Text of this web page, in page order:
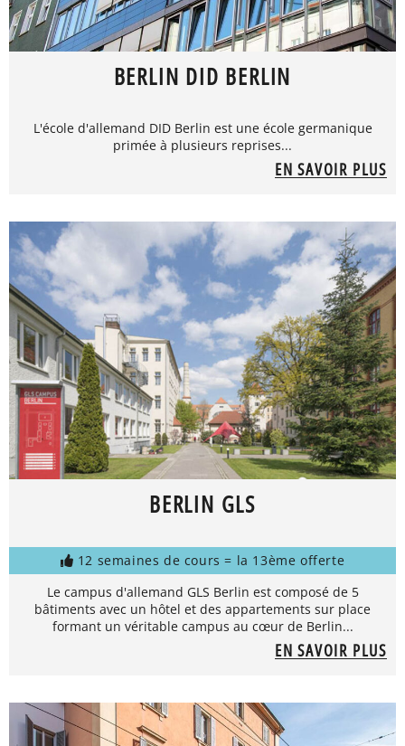
BERLIN DID BERLIN
L'école d'allemand DID Berlin est une école germanique
primée à plusieurs reprises...
EN SAVOIR PLUS
BERLIN GLS
12 semaines de cours = la 13ème offerte
Le campus d'allemand GLS Berlin est composé de 5
bâtiments avec un hôtel et des appartements sur place
formant un véritable campus au cœur de Berlin...
EN SAVOIR PLUS